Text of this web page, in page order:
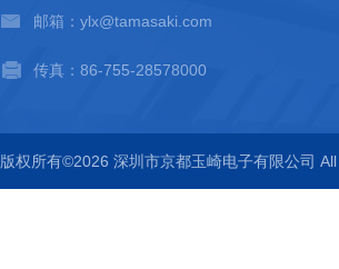
邮箱：ylx@tamasaki.com
传真：86-755-28578000
版权所有©2026 深圳市京都玉崎电子有限公司